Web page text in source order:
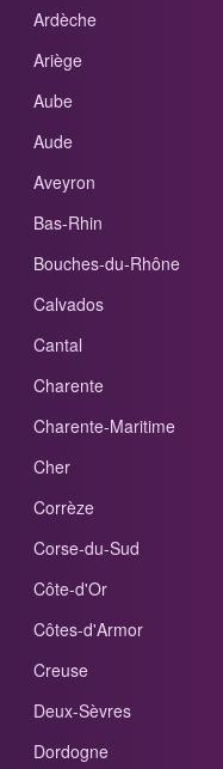
Ardèche
Ariège
Aube
Aude
Aveyron
Bas-Rhin
Bouches-du-Rhône
Calvados
Cantal
Charente
Charente-Maritime
Cher
Corrèze
Corse-du-Sud
Côte-d'Or
Côtes-d'Armor
Creuse
Deux-Sèvres
Dordogne